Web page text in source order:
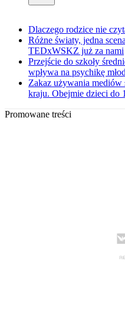
Dlaczego rodzice nie
Różne światy, jedna
TEDxWSKZ już za nami
Przejście do szkoły
wpływa na psychikę
Zakaz używania
kraju. Obejmie dzieci do
Promowane treści